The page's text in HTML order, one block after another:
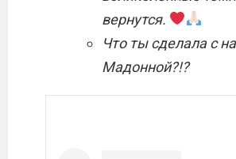
вернутся.
Что ты сделала с
Мадонной?!?